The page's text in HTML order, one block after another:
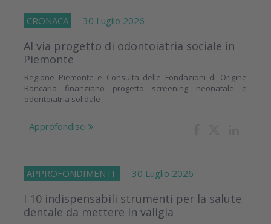
CRONACA 30 Luglio 2026
Al via progetto di odontoiatria sociale in
Piemonte
Regione Piemonte e Consulta delle Fondazioni di Origine
Bancaria finanziano progetto screening neonatale e
odontoiatria solidale
Approfondisci
APPROFONDIMENTI 30 Luglio 2026
I 10 indispensabili strumenti per la salute
dentale da mettere in valigia